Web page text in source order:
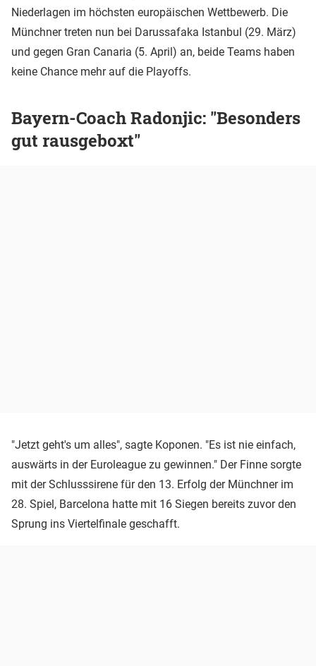
Niederlagen im höchsten europäischen Wettbewerb. Die
Münchner treten nun bei Darussafaka Istanbul (29. März)
und gegen Gran Canaria (5. April) an, beide Teams haben
keine Chance mehr auf die Playoffs.
Bayern-Coach Radonjic: "Besonders
gut rausgeboxt"
"Jetzt geht's um alles", sagte Koponen. "Es ist nie einfach,
auswärts in der Euroleague zu gewinnen." Der Finne sorgte
mit der Schlusssirene für den 13. Erfolg der Münchner im
28. Spiel, Barcelona hatte mit 16 Siegen bereits zuvor den
Sprung ins Viertelfinale geschafft.